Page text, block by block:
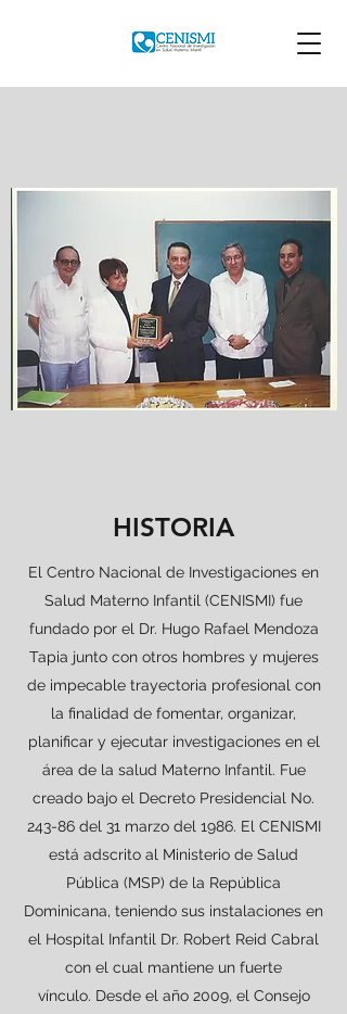
HISTORIA
El Centro Nacional de Investigaciones en
Salud Materno Infantil (CENISMI) fue
fundado por el Dr. Hugo Rafael Mendoza
Tapia junto con otros hombres y mujeres
de impecable trayectoria profesional con
la finalidad de fomentar, organizar,
planificar y ejecutar investigaciones en el
área de la salud Materno Infantil. Fue
creado bajo el Decreto Presidencial No.
243-86 del 31 marzo del 1986. El CENISMI
está adscrito al Ministerio de Salud
Pública (MSP) de la República
Dominicana, teniendo sus instalaciones en
el Hospital Infantil Dr. Robert Reid Cabral
con el cual mantiene un fuerte
vínculo. Desde el año 2009, el Consejo